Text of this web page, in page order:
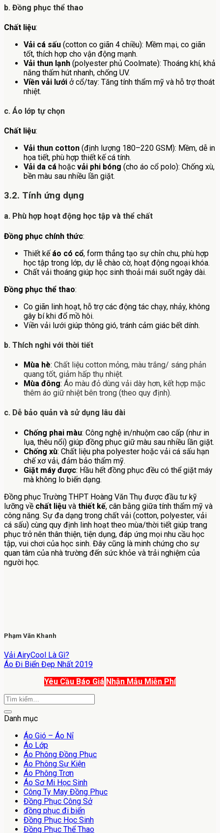
b. Đồng phục thể thao
Chất liệu:
Vải cá sấu (cotton co giãn 4 chiều): Mềm mại, co giãn
tốt, thích hợp cho vận động mạnh.
Vải thun lạnh (polyester phủ Coolmate): Thoáng khí, khả
năng thấm hút nhanh, chống UV.
Viền vải lưới ở cổ/tay: Tăng tính thẩm mỹ và hỗ trợ thoát
nhiệt.
c. Áo lớp tự chọn
Chất liệu:
Vải thun cotton (định lượng 180–220 GSM): Mềm, dễ in
họa tiết, phù hợp thiết kế cá tính.
Vải da cá hoặc vải phi bóng (cho áo cổ polo): Chống xù,
bền màu sau nhiều lần giặt.
3.2. Tính ứng dụng
a. Phù hợp hoạt động học tập và thể chất
Đồng phục chính thức:
Thiết kế áo có cổ, form thẳng tạo sự chỉn chu, phù hợp
học tập trong lớp, dự lễ chào cờ, hoạt động ngoại khóa.
Chất vải thoáng giúp học sinh thoải mái suốt ngày dài.
Đồng phục thể thao:
Co giãn linh hoạt, hỗ trợ các động tác chạy, nhảy, không
gây bí khi đổ mồ hôi.
Viền vải lưới giúp thông gió, tránh cảm giác bết dính.
b. Thích nghi với thời tiết
Mùa hè: Chất liệu cotton mỏng, màu trắng/ sáng phản
quang tốt, giảm hấp thụ nhiệt.
Mùa đông: Áo màu đỏ dùng vải dày hơn, kết hợp mặc
thêm áo giữ nhiệt bên trong (theo quy định).
c. Dễ bảo quản và sử dụng lâu dài
Chống phai màu: Công nghệ in/nhuộm cao cấp (như in
lụa, thêu nổi) giúp đồng phục giữ màu sau nhiều lần giặt.
Chống xù: Chất liệu pha polyester hoặc vải cá sấu hạn
chế xơ vải, đảm bảo thẩm mỹ.
Giặt máy được: Hầu hết đồng phục đều có thể giặt máy
mà không lo biến dạng.
Đồng phục Trường THPT Hoàng Văn Thụ được đầu tư kỹ
lưỡng về chất liệu và thiết kế, cân bằng giữa tính thẩm mỹ và
công năng. Sự đa dạng trong chất vải (cotton, polyester, vải
cá sấu) cùng quy định linh hoạt theo mùa/thời tiết giúp trang
phục trở nên thân thiện, tiện dụng, đáp ứng mọi nhu cầu học
tập, vui chơi của học sinh. Đây cũng là minh chứng cho sự
quan tâm của nhà trường đến sức khỏe và trải nghiệm của
người học.
Phạm Văn Khanh
Vải AiryCool Là Gì?
Áo Đi Biển Đẹp Nhất 2019
Yêu Cầu Báo Giá Nhận Mẫu Miễn Phí
Danh mục
Áo Gió – Áo Nỉ
Áo Lớp
Áo Phông Đồng Phục
Áo Phông Sự Kiện
Áo Phông Trơn
Áo Sơ Mi Học Sinh
Công Ty May Đồng Phục
Đồng Phục Công Sở
đồng phục đi biển
Đồng Phục Học Sinh
Đồng Phục Thể Thao